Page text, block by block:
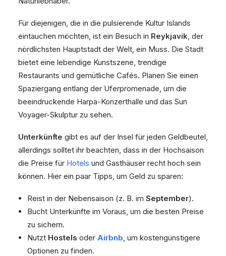
Für diejenigen, die in die pulsierende Kultur Islands
eintauchen möchten, ist ein Besuch in Reykjavik, der
nördlichsten Hauptstadt der Welt, ein Muss. Die Stadt
bietet eine lebendige Kunstszene, trendige
Restaurants und gemütliche Cafés. Planen Sie einen
Spaziergang entlang der Uferpromenade, um die
beeindruckende Harpa-Konzerthalle und das Sun
Voyager-Skulptur zu sehen.
Unterkünfte gibt es auf der Insel für jeden Geldbeutel,
allerdings solltet ihr beachten, dass in der Hochsaison
die Preise für Hotels und Gasthäuser recht hoch sein
können. Hier ein paar Tipps, um Geld zu sparen:
Reist in der Nebensaison (z. B. im September).
Bucht Unterkünfte im Voraus, um die besten Preise
zu sichern.
Nutzt Hostels oder Airbnb, um kostengünstigere
Optionen zu finden.